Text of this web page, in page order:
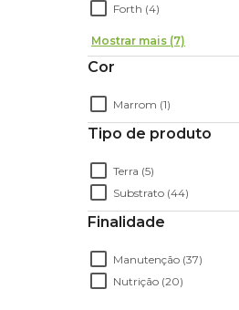
Forth (4)
Mostrar mais (7)
Cor
Marrom (1)
Tipo de produto
Terra (5)
Substrato (44)
Finalidade
Manutenção (37)
Nutrição (20)